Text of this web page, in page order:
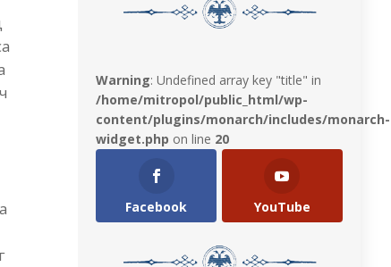
Warning: Undefined array key "title" in
/home/mitropol/public_html/wp-
content/plugins/monarch/includes/monarch-
widget.php on line 20
Facebook YouTube